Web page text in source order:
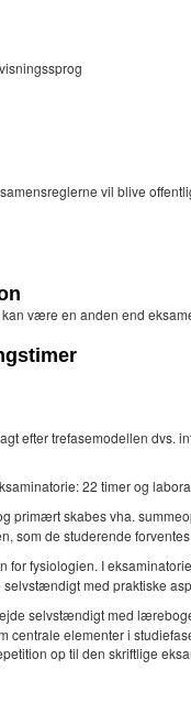
vil blive
være en anden end
efter trefasemodellen dvs.
22 timer og
primært skabes vha.
som de studerende
for fysiologien. I
med praktiske
selvstændigt med
centrale elementer i
op til den skriftlige